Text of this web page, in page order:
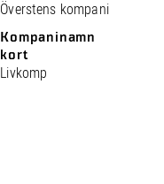
Överstens kompani
Kompaninamn
kort
Livkomp